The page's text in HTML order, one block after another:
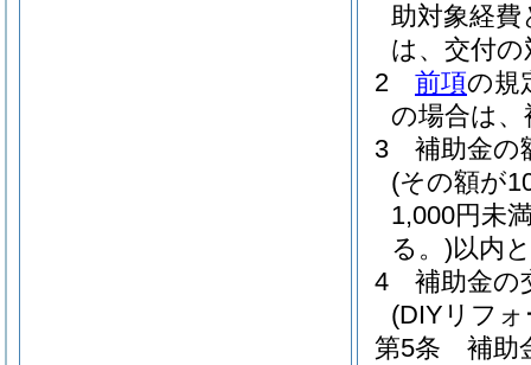
助対象経
は、交付
2
前項の規
の場合は
3
補助金の
(その額が
1,000円未
る。)以内
4
補助金の
(DIYリフ
第5条
補助